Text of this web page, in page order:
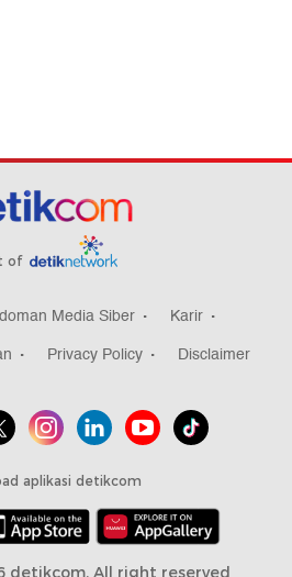
of
Media Siber
Karir
Privacy Policy Disclaimer
aplikasi detikcom
detikcom, All right reserved